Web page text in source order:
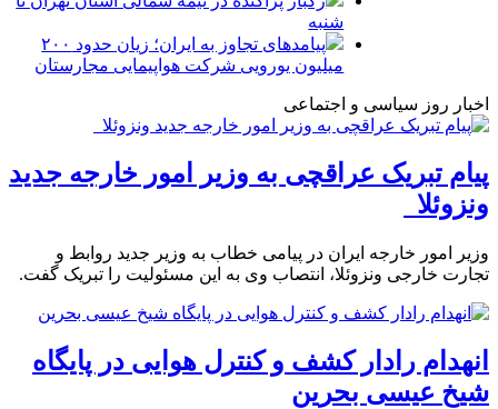
شنبه
پیامدهای تجاوز به ایران؛ زیان حدود ۲۰۰
میلیون یورویی شرکت هواپیمایی مجارستان
اخبار روز سیاسی و اجتماعی
پیام تبریک عراقچی به وزیر امور خارجه جدید
ونزوئلا
وزیر امور خارجه ایران در پیامی خطاب به وزیر جدید روابط و
تجارت خارجی ونزوئلا، انتصاب وی به این مسئولیت را تبریک گفت.
انهدام رادار کشف و کنترل هوایی در پایگاه
شیخ عیسی بحرین